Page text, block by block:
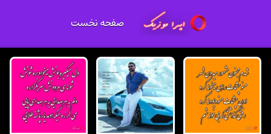
صفحه نخست